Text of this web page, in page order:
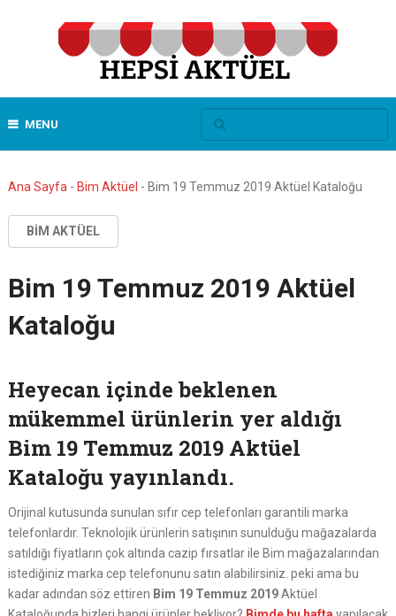
MENU
Ana Sayfa - Bim Aktüel - Bim 19 Temmuz 2019 Aktüel Kataloğu
BIM AKTÜEL
Bim 19 Temmuz 2019 Aktüel
Kataloğu
Heyecan içinde beklenen
mükemmel ürünlerin yer aldığı
Bim 19 Temmuz 2019 Aktüel
Kataloğu yayınlandı.
Orijinal kutusunda sunulan sıfır cep telefonları garantili marka
telefonlardır. Teknolojik ürünlerin satışının sunulduğu mağazalarda
satıldığı fiyatların çok altında cazip fırsatlar ile Bim mağazalarından
istediğiniz marka cep telefonunu satın alabilirsiniz. peki ama bu
kadar adından söz ettiren Bim 19 Temmuz 2019Aktüel